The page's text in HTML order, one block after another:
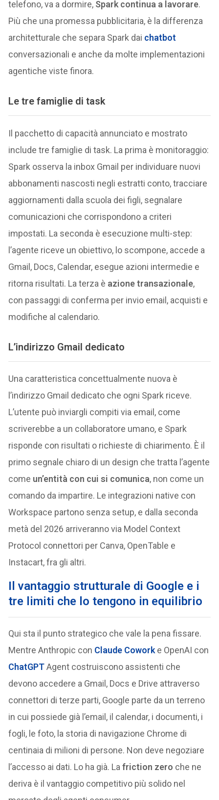
telefono, va a dormire, Spark continua a lavorare.
Più che una promessa pubblicitaria, è la differenza
architetturale che separa Spark dai chatbot
conversazionali e anche da molte implementazioni
agentiche viste finora.
Le tre famiglie di task
Il pacchetto di capacità annunciato e mostrato
include tre famiglie di task. La prima è monitoraggio:
Spark osserva la inbox Gmail per individuare nuovi
abbonamenti nascosti negli estratti conto, tracciare
aggiornamenti dalla scuola dei figli, segnalare
comunicazioni che corrispondono a criteri
impostati. La seconda è esecuzione multi-step:
l’agente riceve un obiettivo, lo scompone, accede a
Gmail, Docs, Calendar, esegue azioni intermedie e
ritorna risultati. La terza è azione transazionale,
con passaggi di conferma per invio email, acquisti e
modifiche al calendario.
L’indirizzo Gmail dedicato
Una caratteristica concettualmente nuova è
l’indirizzo Gmail dedicato che ogni Spark riceve.
L’utente può inviargli compiti via email, come
scriverebbe a un collaboratore umano, e Spark
risponde con risultati o richieste di chiarimento. È il
primo segnale chiaro di un design che tratta l’agente
come un’entità con cui si comunica, non come un
comando da impartire. Le integrazioni native con
Workspace partono senza setup, e dalla seconda
metà del 2026 arriveranno via Model Context
Protocol connettori per Canva, OpenTable e
Instacart, fra gli altri.
Il vantaggio strutturale di Google e i
tre limiti che lo tengono in equilibrio
Qui sta il punto strategico che vale la pena fissare.
Mentre Anthropic con Claude Coworke OpenAI con
ChatGPTAgent costruiscono assistenti che
devono accedere a Gmail, Docs e Drive attraverso
connettori di terze parti, Google parte da un terreno
in cui possiede già l’email, il calendar, i documenti, i
fogli, le foto, la storia di navigazione Chrome di
centinaia di milioni di persone. Non deve negoziare
l’accesso ai dati. Lo ha già. Lafriction zero che ne
deriva è il vantaggio competitivo più solido nel